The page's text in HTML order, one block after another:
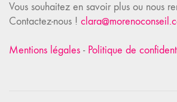
Vous souhaitez en savoir plus ou nous
Contactez-nous !
Mentions légales - Politique de